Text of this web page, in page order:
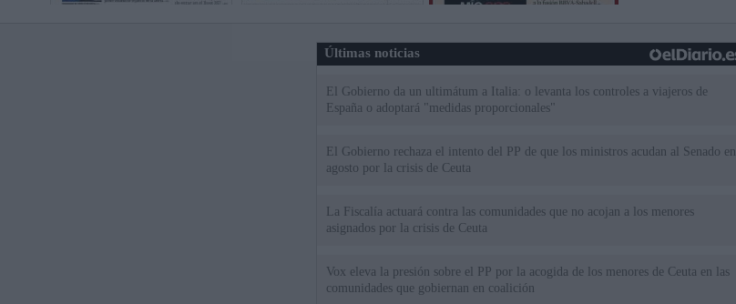
Últimas noticias
El Gobierno da un ultimátum a Italia: o levanta los controles a viajeros de
España o adoptará "medidas proporcionales"
El Gobierno rechaza el intento del PP de que los ministros acudan al Senado en
agosto por la crisis de Ceuta
La Fiscalía actuará contra las comunidades que no acojan a los menores
asignados por la crisis de Ceuta
Vox eleva la presión sobre el PP por la acogida de los menores de Ceuta en las
comunidades que gobiernan en coalición